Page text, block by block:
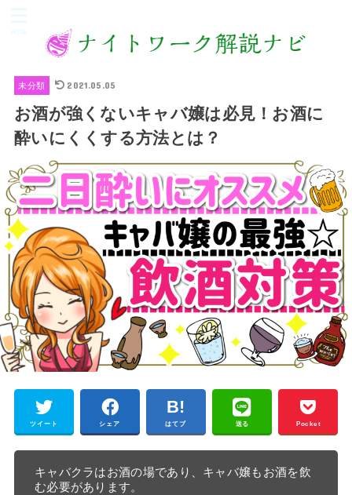
未分類 2021.05.05
お酒が強くないキャバ嬢は必見！お酒に
酔いにくくする方法とは？
ツイート シェア はてブ 送る Pocket
キャバクラはお酒の場であり、キャバ嬢もお酒を飲
む必要があります。